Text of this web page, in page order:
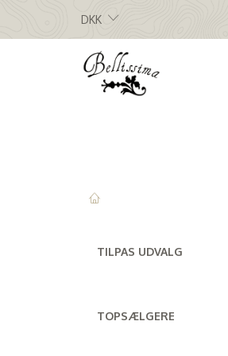
DKK
TILPAS UDVALG
TOPSÆLGERE